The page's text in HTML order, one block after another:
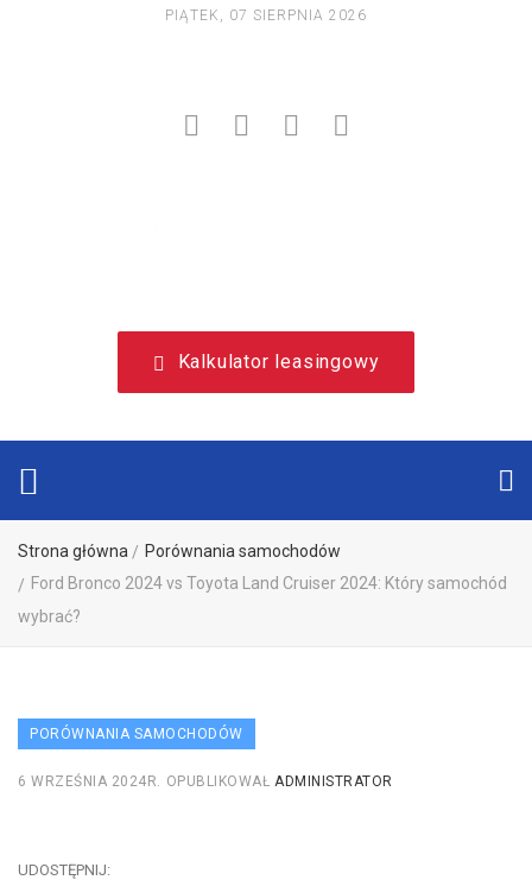
PIĄTEK, 07 SIERPNIA 2026
Kalkulator leasingowy
Strona główna
Porównania samochodów
Ford Bronco 2024 vs Toyota Land Cruiser 2024: Który samochód
wybrać?
PORÓWNANIA SAMOCHODÓW
6 WRZEŚNIA 2024R. OPUBLIKOWAŁ ADMINISTRATOR
UDOSTĘPNIJ: